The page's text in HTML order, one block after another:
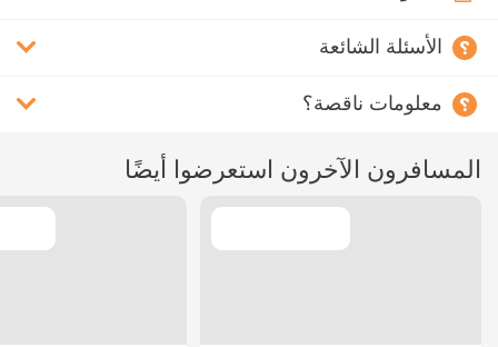
الأسئلة الشائعة
معلومات ناقصة؟
المسافرون الآخرون استعرضوا أيضًا